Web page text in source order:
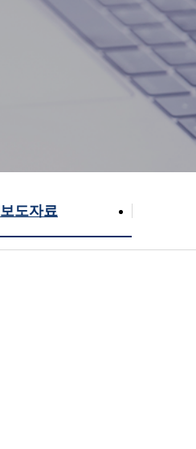
보도자료